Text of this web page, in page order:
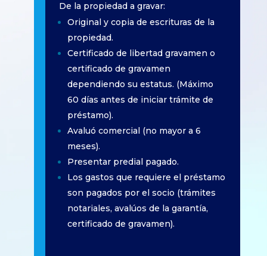
De la propiedad a gravar:
Original y copia de escrituras de la
propiedad.
Certificado de libertad gravamen o
certificado de gravamen
dependiendo su estatus. (Máximo
60 días antes de iniciar trámite de
préstamo).
Avaluó comercial (no mayor a 6
meses).
Presentar predial pagado.
Los gastos que requiere el préstamo
son pagados por el socio (trámites
notariales, avalúos de la garantía,
certificado de gravamen).